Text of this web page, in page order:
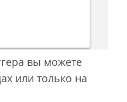
вы можете
или только на